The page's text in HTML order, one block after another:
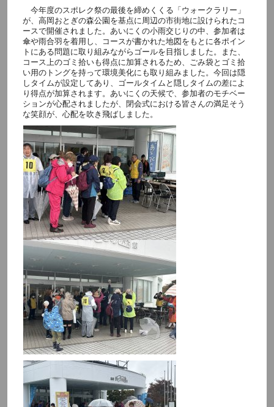
今年度のスポレク祭の最後を締めくくる「ウォークラリー」
が、高岡おとぎの森公園を基点に周辺の市街地に設けられたコ
ースで開催されました。あいにくの小雨交じりの中、参加者は
傘や雨合羽を着用し、コースが書かれた地図をもとに各ポイン
トにある問題に取り組みながらゴールを目指しました。また、
コース上のゴミ拾いも得点に加算されるため、ごみ袋とゴミ拾
い用のトングを持って環境美化にも取り組みました。今回は隠
しタイムが設定してあり、ゴールタイムと隠しタイムの差によ
り得点が加算されます。あいにくの天候で、参加者のモチベー
ションが心配されましたが、閉会式における皆さんの満足そう
な笑顔が、心配を吹き飛ばしました。